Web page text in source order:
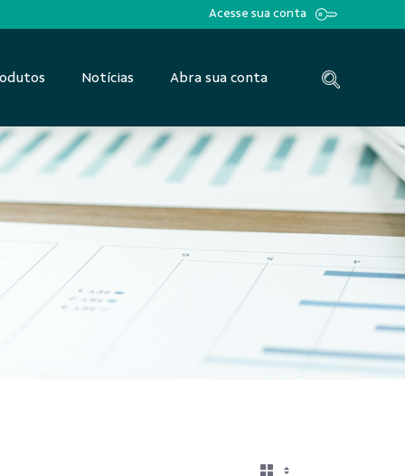
Acesse sua conta
Notícias Abra sua conta